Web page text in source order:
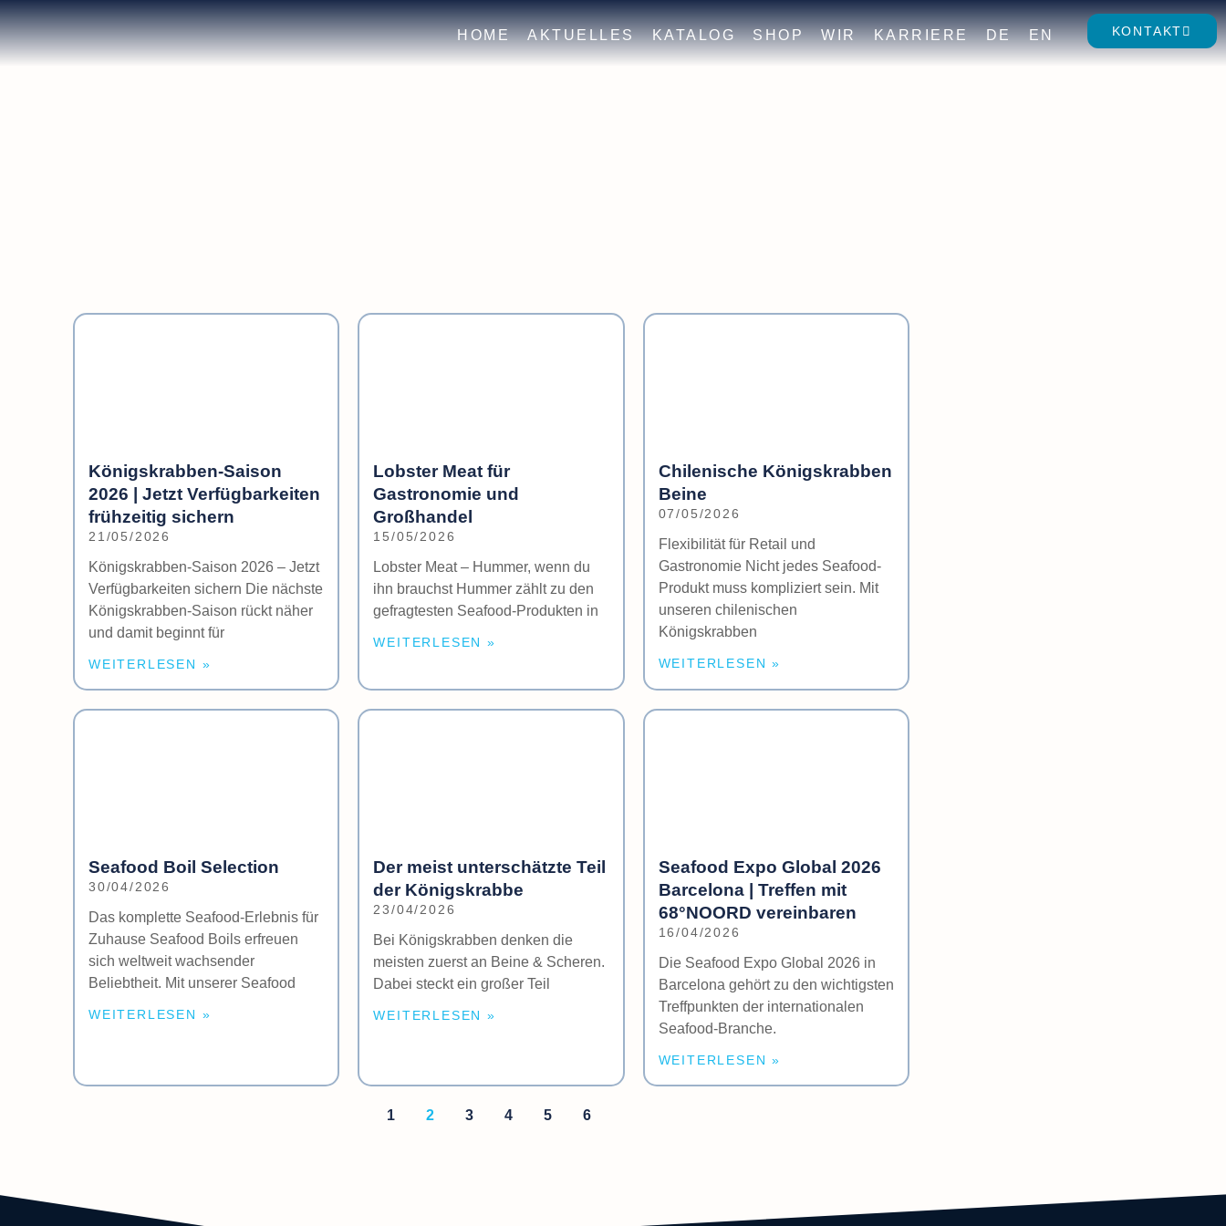
HOME AKTUELLES KATALOG SHOP WIR KARRIERE DE EN KONTAKT
Königskrabben-Saison
2026 | Jetzt Verfügbarkeiten
frühzeitig sichern
21/05/2026
Königskrabben-Saison 2026 – Jetzt
Verfügbarkeiten sichern Die nächste
Königskrabben-Saison rückt näher
und damit beginnt für
WEITERLESEN »
Lobster Meat für
Gastronomie und
Großhandel
15/05/2026
Lobster Meat – Hummer, wenn du
ihn brauchst Hummer zählt zu den
gefragtesten Seafood-Produkten in
WEITERLESEN »
Chilenische Königskrabben
Beine
07/05/2026
Flexibilität für Retail und
Gastronomie Nicht jedes Seafood-
Produkt muss kompliziert sein. Mit
unseren chilenischen
Königskrabben
WEITERLESEN »
Seafood Boil Selection
30/04/2026
Das komplette Seafood-Erlebnis für
Zuhause Seafood Boils erfreuen
sich weltweit wachsender
Beliebtheit. Mit unserer Seafood
WEITERLESEN »
Der meist unterschätzte Teil
der Königskrabbe
23/04/2026
Bei Königskrabben denken die
meisten zuerst an Beine & Scheren.
Dabei steckt ein großer Teil
WEITERLESEN »
Seafood Expo Global 2026
Barcelona | Treffen mit
68°NOORD vereinbaren
16/04/2026
Die Seafood Expo Global 2026 in
Barcelona gehört zu den wichtigsten
Treffpunkten der internationalen
Seafood-Branche.
WEITERLESEN »
1 2 3 4 5 6